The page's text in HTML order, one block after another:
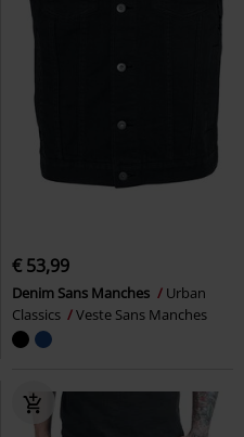
€ 53,99
Denim Sans Manches
Urban
Classics
Veste Sans Manches